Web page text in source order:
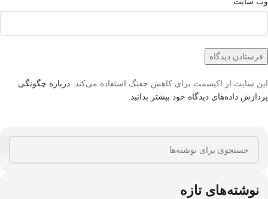
این سایت از اکیسمت برای کاهش جفنگ استفاده می‌کند. درباره چگونگی
پردازش داده‌های دیدگاه خود بیشتر بدانید.
نوشته‌های تازه